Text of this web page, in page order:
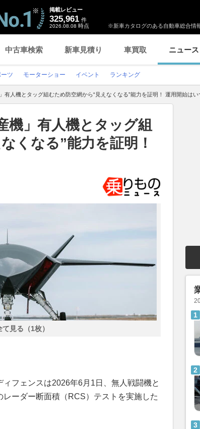
※新車カタログのある自動車総合情
掲載レビュー
325,961 件
2026.08.08 時点
中古車検索 新車見積り 車買取 ニュース
ツ モーターショー イベント ランキング
有人機とタッグ組むため防空網から“見えなくなる”能力を証明！ 運用開始はい
機」有人機とタッグ組
くなる”能力を証明！
見る（1枚）
フェンスは2026年6月1日、無人戦闘機と
ーダー断面積（RCS）テストを実施した